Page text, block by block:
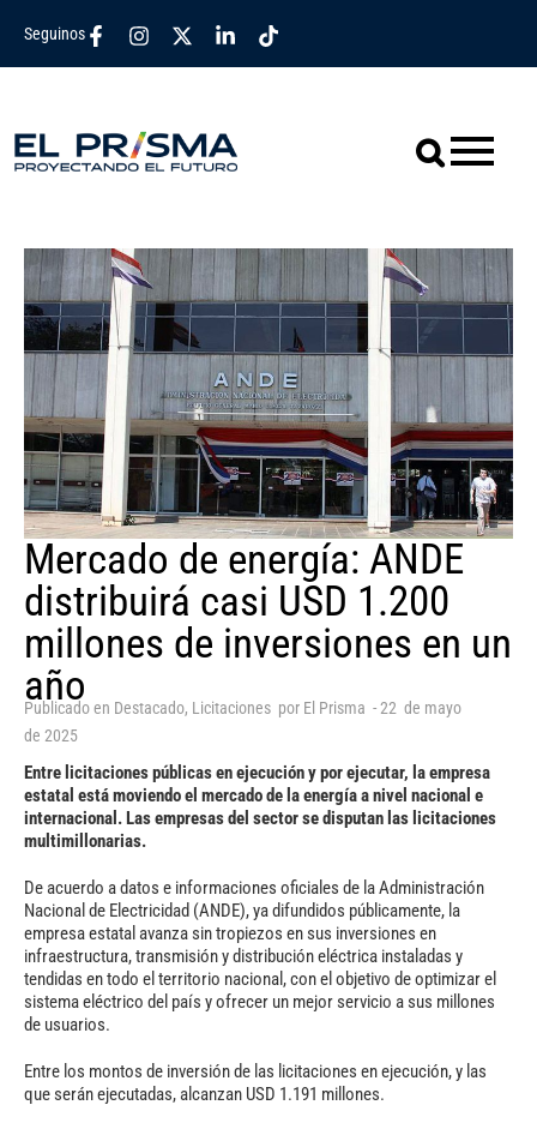
Seguinos
Mercado de energía: ANDE
distribuirá casi USD 1.200
millones de inversiones en un
año
Publicado en Destacado, Licitaciones por El Prisma -22 de mayo
de 2025
Entre licitaciones públicas en ejecución y por ejecutar, la empresa
estatal está moviendo el mercado de la energía a nivel nacional e
internacional. Las empresas del sector se disputan las licitaciones
multimillonarias.
De acuerdo a datos e informaciones oficiales de la Administración
Nacional de Electricidad (ANDE), ya difundidos públicamente, la
empresa estatal avanza sin tropiezos en sus inversiones en
infraestructura, transmisión y distribución eléctrica instaladas y
tendidas en todo el territorio nacional, con el objetivo de optimizar el
sistema eléctrico del país y ofrecer un mejor servicio a sus millones
de usuarios.
Entre los montos de inversión de las licitaciones en ejecución, y las
que serán ejecutadas, alcanzan USD 1.191 millones.